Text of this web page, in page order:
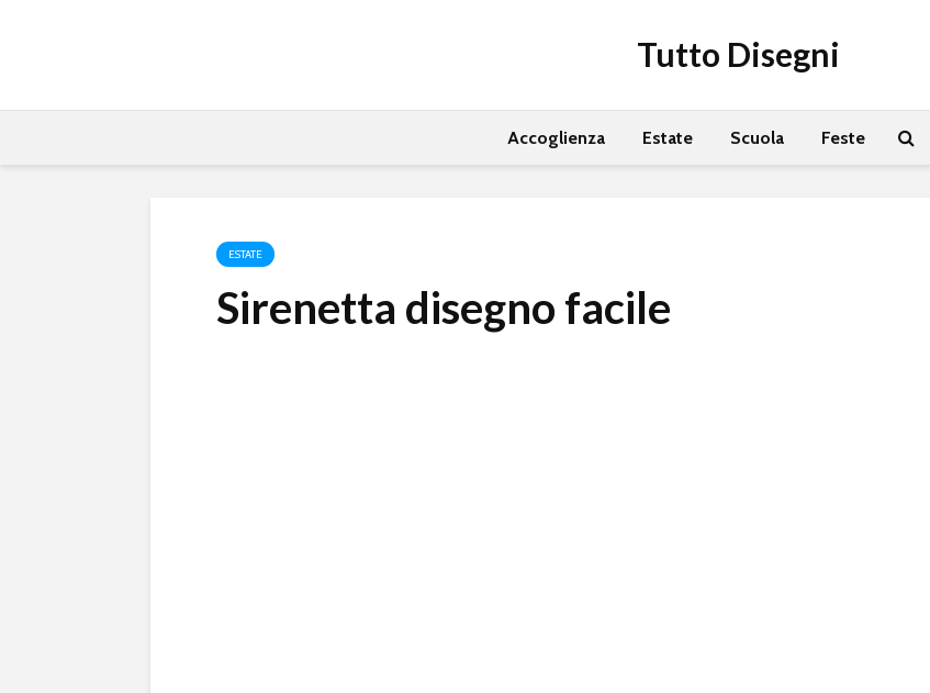
Tutto Disegni
Accoglienza Estate Scuola Feste
ESTATE
Sirenetta disegno facile